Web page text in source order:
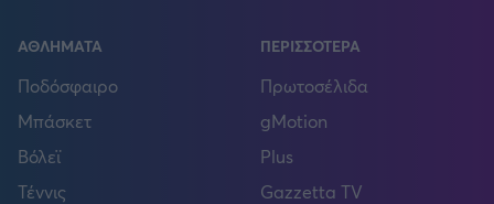
ΑΘΛΗΜΑΤΑ
Ποδόσφαιρο
Μπάσκετ
Βόλεϊ
Τέννις
ΠΕΡΙΣΣΟΤΕΡΑ
Πρωτοσέλιδα
gMotion
Plus
Gazzetta TV